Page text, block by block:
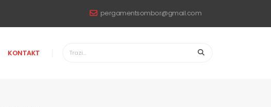
pergamentsombor@gmail.com
KONTAKT